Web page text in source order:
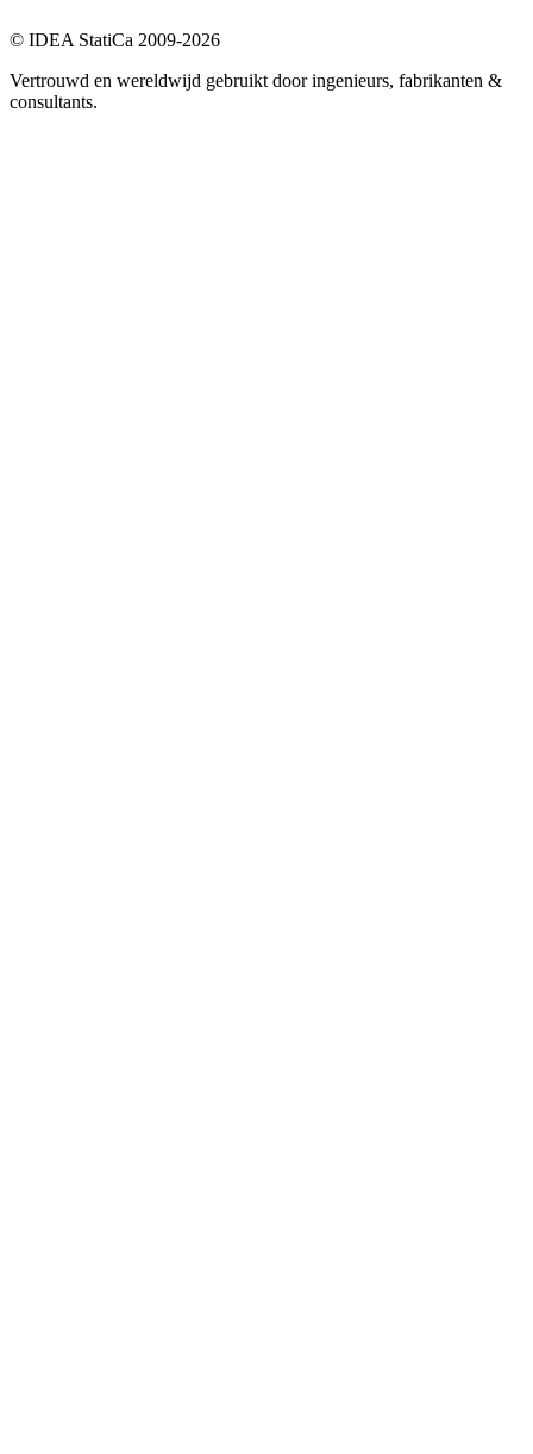
© IDEA StatiCa 2009-2026
Vertrouwd en wereldwijd gebruikt door ingenieurs, fabrikanten &
consultants.